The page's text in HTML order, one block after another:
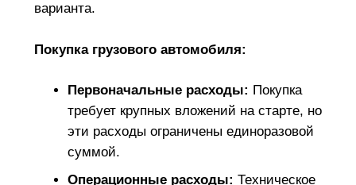
варианта.
Покупка грузового автомобиля:
Первоначальные расходы: Покупка
требует крупных вложений на старте, но
эти расходы ограничены единоразовой
суммой.
Операционные расходы: Техническое